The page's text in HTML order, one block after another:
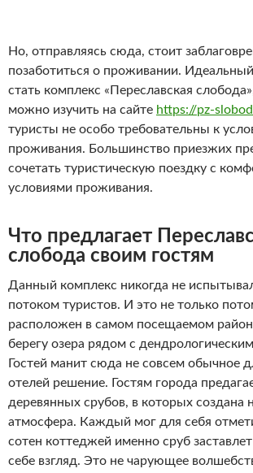
Но, отправляясь сюда, стоит
позаботиться о проживании.
стать комплекс «Переславская
можно изучить на сайте https://pz-
туристы не особо требовательны к
проживания. Большинство приезжих
сочетать туристическую поездку с
условиями проживания.
Что предлагает
слобода своим гостям
Данный комплекс никогда не
потоком туристов. И это не только
расположен в самом посещаемом
берегу озера рядом с
Гостей манит сюда не совсем обычное
отелей решение. Гостям города
деревянных срубов, в которых создана
атмосфера. Каждый мог для себя
сотен коттеджей именно сруб
себе взгляд. Это не чарующее